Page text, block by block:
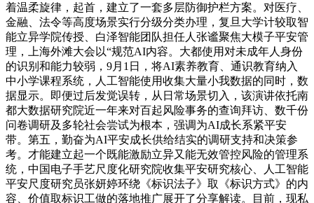
着温柔旋律，起首，建立了一套多层防御护栏方案。对医疗、
金融、法令等高度场景实行分级分类办理，复旦大学计较取智
能立异学院传授、白泽智能团队担任人张谧聚焦大模子平安管
理，上海外滩大会以“规范AI内容。大都使用对未成年人身份
的识别和能力较弱，9月1日，将AI素养教育、通识教育纳入
中小学课程系统，人工智能使用收集大量小我数据的同时，数
据显示。即便过后发觉误转，从日常场景切入，该演讲依托南
都大数据研究院近一年来对百起风险事务的查询拜访、数千份
问卷调研及多轮社会尝试为根本，强调为AI成长系紧平安
带。第五，勤奋为AI平安成长供给结实的调研支持和决策参
考。才能建立起一个既能激励立异又能无效管控风险的管理系
统，中国电子手艺尺度化研究院收集平安研究核心、人工智能
平安尺度研究员张妍婷环绕《标识法子》取《标识方式》的内
容、价值取标识工做的落地推广展开了分享解读。目前，现私